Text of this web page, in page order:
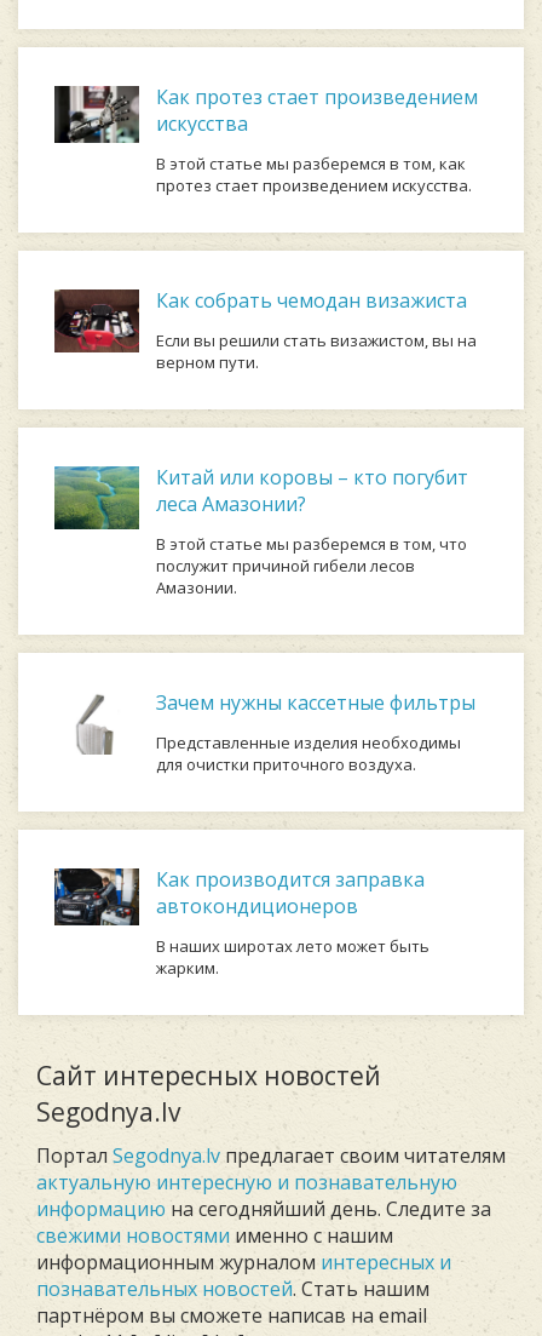
Как протез стает произведением
искусства
В этой статье мы разберемся в том, как
протез стает произведением искусства.
Как собрать чемодан визажиста
Если вы решили стать визажистом, вы на
верном пути.
Китай или коровы – кто погубит
леса Амазонии?
В этой статье мы разберемся в том, что
послужит причиной гибели лесов
Амазонии.
Зачем нужны кассетные фильтры
Представленные изделия необходимы
для очистки приточного воздуха.
Как производится заправка
автокондиционеров
В наших широтах лето может быть
жарким.
Сайт интересных новостей
Segodnya.lv
Портал Segodnya.lv предлагает своим читателям
актуальную интересную и познавательную
информацию на сегодняйший день. Следите за
свежими новостями именно с нашим
информационным журналом интересных и
познавательных новостей. Стать нашим
партнёром вы сможете написав на email